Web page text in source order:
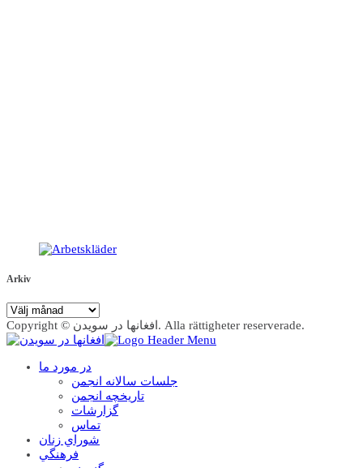
Arkiv
Arkiv
Copyright © افغانها در سویدن. Alla rättigheter reserverade.
در مورد ما
جلسات سالانه انجمن
تاریخچه انجمن
گزارشات
تماس
شوراي زنان
فرهنگي